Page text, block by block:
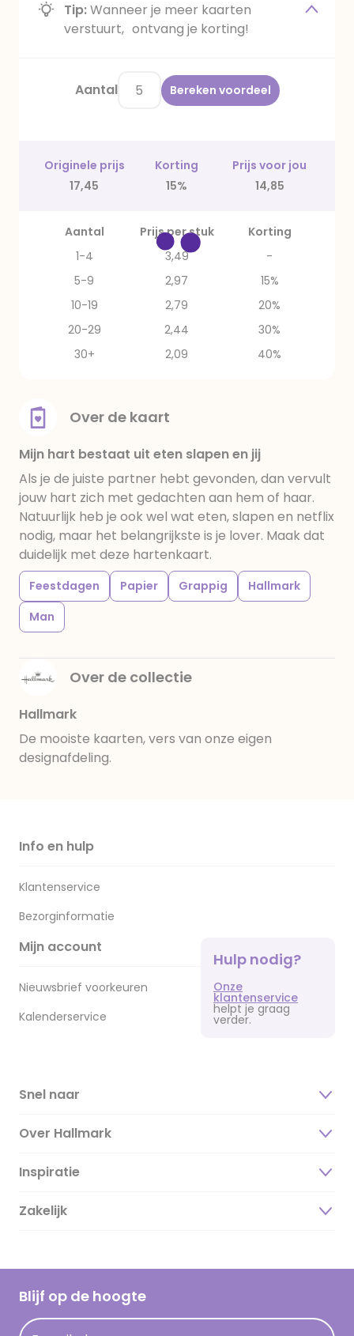
Tip:Wanneer je meer kaarten
verstuurt, ontvang je korting!
Aantal Bereken voordeel
Originele prijs Korting
Prijs voor jou
17,45
15% 14,85
Aantal Prijs per stuk
Korting
1-4
3,49
-
5-9
2,97
15%
10-19
2,79
20%
20-29
2,44
30%
30+
2,09 40%
Over de kaart
Mijn hart bestaat uit eten slapen en jij
Als je de juiste partner hebt gevonden, dan vervult
jouw hart zich met gedachten aan hem of haar.
Natuurlijk heb je ook wel wat eten, slapen en netflix
nodig, maar het belangrijkste is je lover. Maak dat
duidelijk met deze hartenkaart.
Feestdagen Papier Grappig
Hallmark
Man
Over de collectie
Hallmark
De mooiste kaarten, vers van onze eigen
designafdeling.
Info en hulp
Klantenservice
Bezorginformatie
Mijn account
Nieuwsbrief voorkeuren
Kalenderservice
Hulp nodig?
Onze
klantenservice
helpt je graag
verder.
Snel naar
Over Hallmark
Over ons
Duurzaamheid
Hallmark Kaartclub
Acties
Inspiratie
Magazine
Cadeau inspiratie
Kaartinspiratie
Zakelijk
Blijf op de hoogte